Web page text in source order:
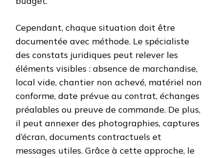
Cependant, chaque situation doit être
documentée avec méthode. Le spécialiste
des constats juridiques peut relever les
éléments visibles : absence de marchandise,
local vide, chantier non achevé, matériel non
conforme, date prévue au contrat, échanges
préalables ou preuve de commande. De plus,
il peut annexer des photographies, captures
d’écran, documents contractuels et
messages utiles. Grâce à cette approche, le